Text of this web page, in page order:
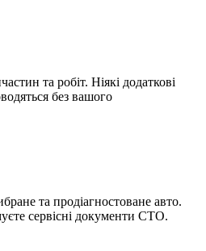
та робіт. Ніякі додаткові
без вашого
та продіагностоване авто.
сервісні документи СТО.